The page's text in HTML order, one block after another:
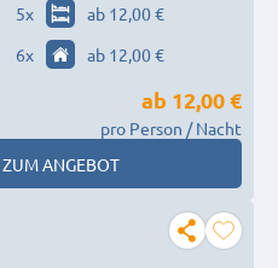
5x
ab 12,00 €
6x ab 12,00 €
ab 12,00 €
pro Person / Nacht
ZUM ANGEBOT